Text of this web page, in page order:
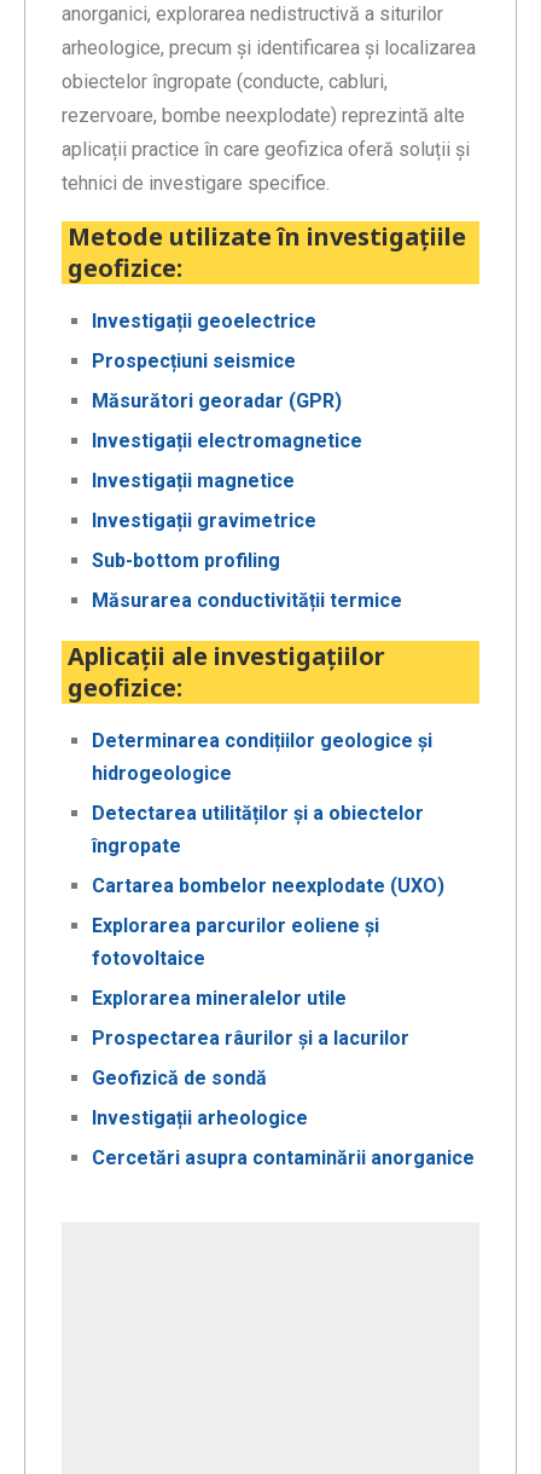
anorganici, explorarea nedistructivă a siturilor
arheologice, precum și identificarea și localizarea
obiectelor îngropate (conducte, cabluri,
rezervoare, bombe neexplodate) reprezintă alte
aplicații practice în care geofizica oferă soluții și
tehnici de investigare specifice.
Metode utilizate în investigațiile
geofizice:
Investigații geoelectrice
Prospecțiuni seismice
Măsurători georadar (GPR)
Investigații electromagnetice
Investigații magnetice
Investigații gravimetrice
Sub-bottom profiling
Măsurarea conductivității termice
Aplicații ale investigațiilor
geofizice:
Determinarea condițiilor geologice și
hidrogeologice
Detectarea utilităților și a obiectelor
îngropate
Cartarea bombelor neexplodate (UXO)
Explorarea parcurilor eoliene și
fotovoltaice
Explorarea mineralelor utile
Prospectarea râurilor și a lacurilor
Geofizică de sondă
Investigații arheologice
Cercetări asupra contaminării anorganice